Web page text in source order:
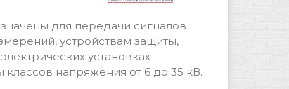
для передачи сигналов
устройствам защиты,
установках
напряжения от 6 до 35 кВ.